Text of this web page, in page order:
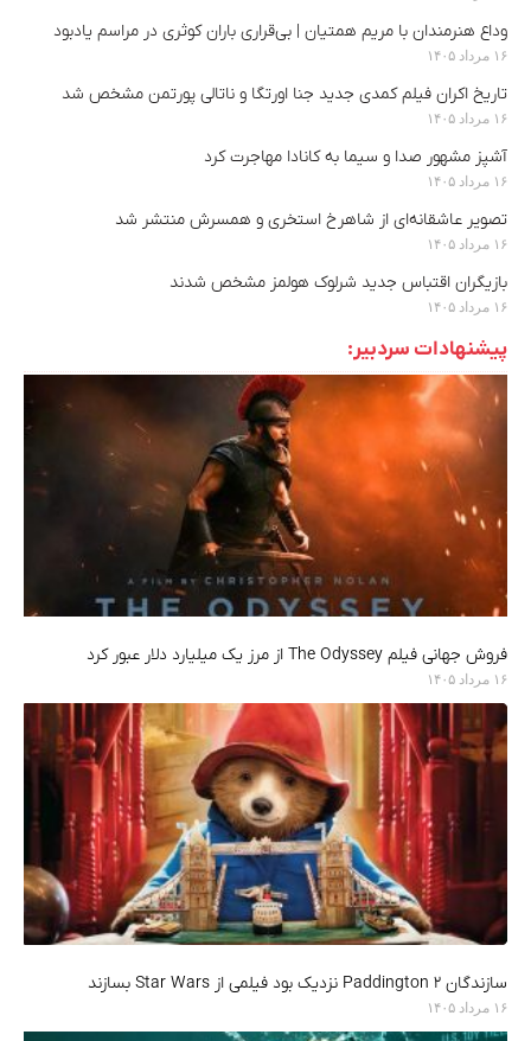
وداع هنرمندان با مریم همتیان | بی‌قراری باران کوثری در مراسم یادبود
۱۶ مرداد ۱۴۰۵
تاریخ اکران فیلم کمدی جدید جنا اورتگا و ناتالی پورتمن مشخص شد
۱۶ مرداد ۱۴۰۵
آشپز مشهور صدا و سیما به کانادا مهاجرت کرد
۱۶ مرداد ۱۴۰۵
تصویر عاشقانه‌ای از شاهرخ استخری و همسرش منتشر شد
۱۶ مرداد ۱۴۰۵
بازیگران اقتباس جدید شرلوک هولمز مشخص شدند
۱۶ مرداد ۱۴۰۵
پیشنهادات سردبیر:
فروش جهانی فیلم The Odyssey از مرز یک میلیارد دلار عبور کرد
۱۶ مرداد ۱۴۰۵
سازندگان Paddington 2 نزدیک بود فیلمی از Star Wars بسازند
۱۶ مرداد ۱۴۰۵